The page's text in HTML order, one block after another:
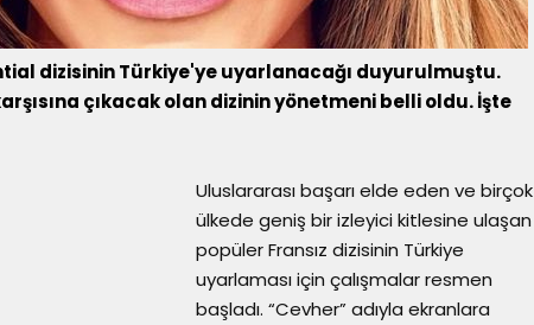
dizisinin Türkiye'ye uyarlanacağı duyurulmuştu.
çıkacak olan dizinin yönetmeni belli oldu. İşte
Uluslararası başarı elde eden ve birçok
ülkede geniş bir izleyici kitlesine ulaşan
popüler Fransız dizisinin Türkiye
uyarlaması için çalışmalar resmen
başladı. “Cevher” adıyla ekranlara